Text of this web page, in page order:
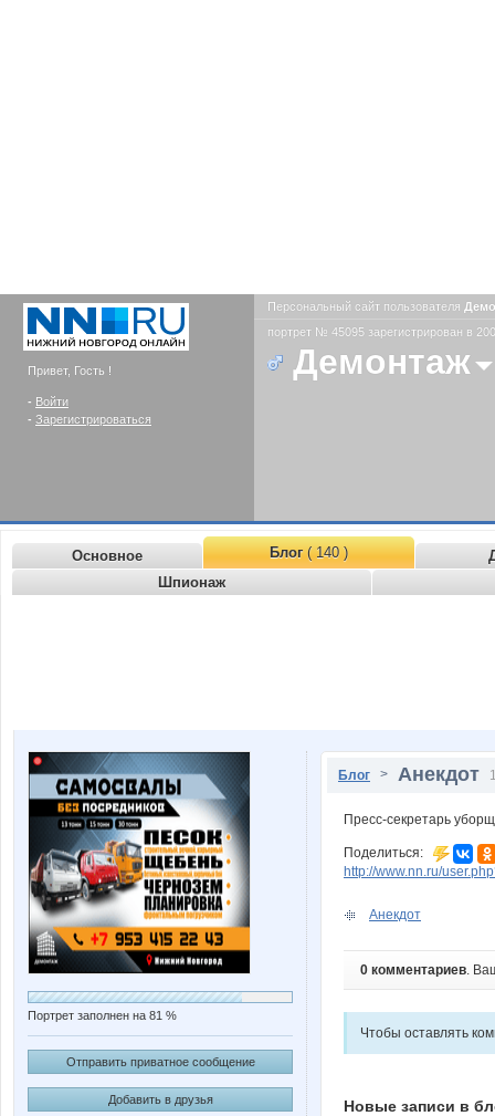
Привет, Гость !
- Войти
- Зарегистрироваться
Персональный сайт пользователя
портрет № 45095 зарегистрирован в
Демонтаж
Основное Блог( 140 )
Шпионаж
Портрет заполнен на 81 %
Отправить приватное сообщение
Добавить в друзья
Блог > Анекдот
Пресс-секретарь
Поделиться:
http://www.nn.ru/
Анекдот
0 комментариев.
Чтобы оставлять
Новые записи в